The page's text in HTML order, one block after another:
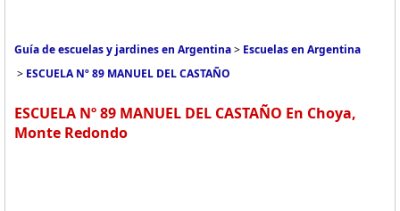
Guía de escuelas y jardines en Argentina> Escuelas en Argentina
> ESCUELA Nº 89 MANUEL DEL CASTAÑO
ESCUELA Nº 89 MANUEL DEL CASTAÑO En Choya,
Monte Redondo